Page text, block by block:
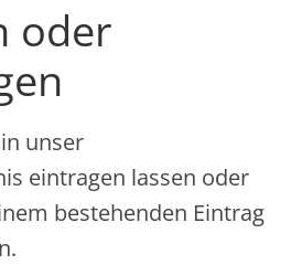
oder
unser
eintragen lassen oder
bestehenden Eintrag